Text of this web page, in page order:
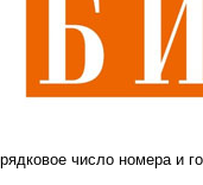
число номера и